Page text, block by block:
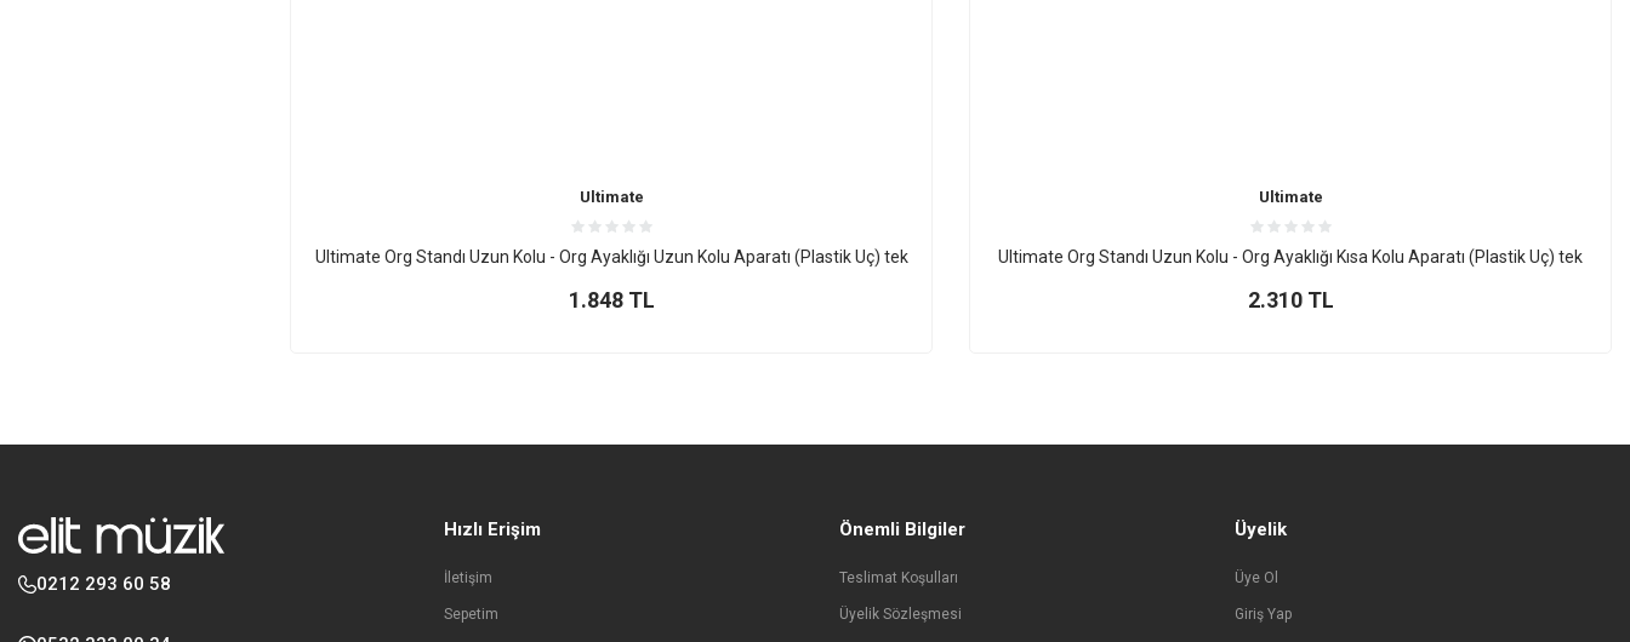
Ultimate
Ultimate Org Standı Uzun Kolu - Org Ayaklığı Uzun Kolu Aparatı (Plastik Uç) tek
1.848TL
Ultimate
Ultimate Org Standı Uzun Kolu - Org Ayaklığı Kısa Kolu Aparatı (Plastik Uç) tek
2.310TL
Hızlı Erişim
İletişim
Sepetim
Önemli Bilgiler
Teslimat Koşulları
Üyelik Sözleşmesi
Üyelik
Üye Ol
Giriş Yap
0212 293 60 58